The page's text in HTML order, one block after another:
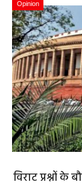
Opinion
विराट प्रश्नों के